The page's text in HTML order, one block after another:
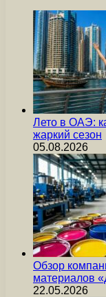
Лето в ОАЭ:
жаркий сезон
05.08.2026
Обзор
материалов
22.05.2026